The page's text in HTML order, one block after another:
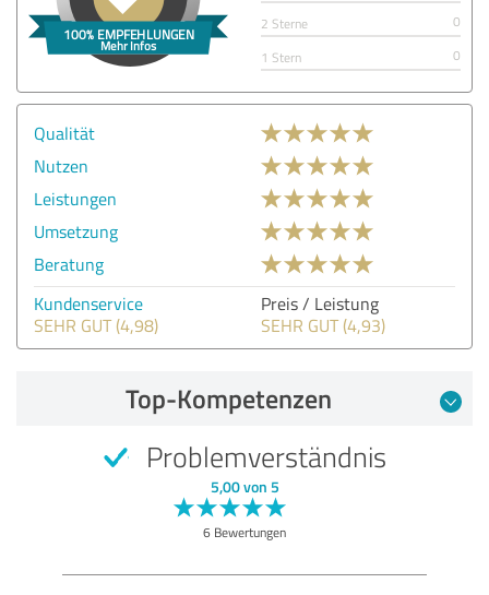
2 Sterne
0
1 Stern
0
Qualität
Nutzen
Leistungen
Umsetzung
Beratung
Kundenservice
SEHR GUT (4,98)
Preis / Leistung
SEHR GUT (4,93)
Top-Kompetenzen
Problemverständnis
5,00 von 5
6 Bewertungen